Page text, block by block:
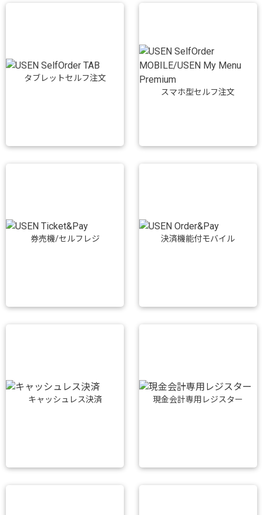
タブレットセルフ注文
スマホ型セルフ注文
券売機/セルフレジ 決済機能付モバイル
キャッシュレス決済 現金会計専用レジスター